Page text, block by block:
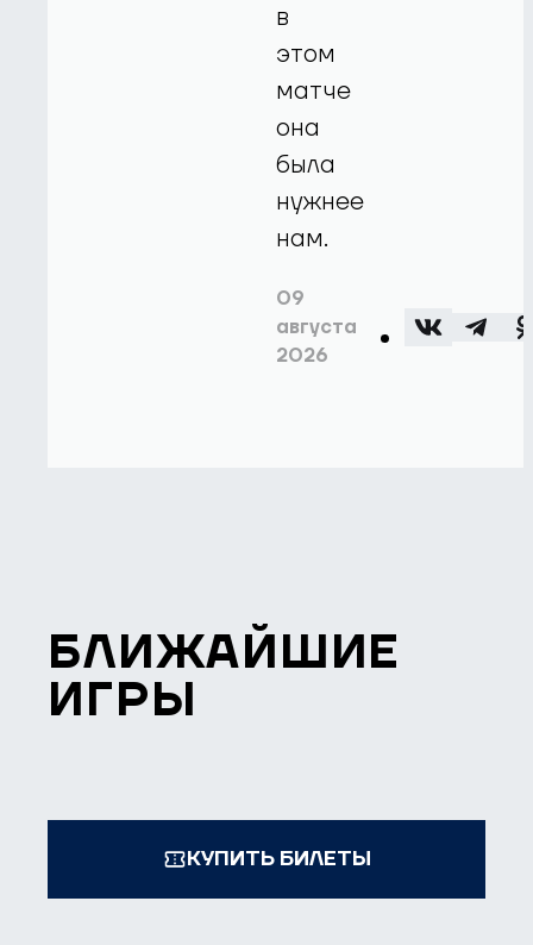
в
этом
матче
она
была
нужнее
нам.
09
августа
2026
БЛИЖАЙШИЕ
ИГРЫ
КУПИТЬ БИЛЕТЫ